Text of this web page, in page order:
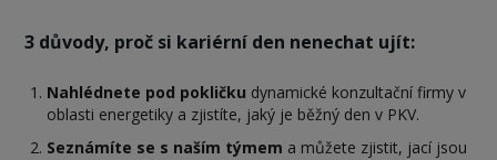
3 důvody, proč si kariérní den nenechat ujít:
Nahlédnete pod pokličku dynamické konzultační firmy v
oblasti energetiky a zjistíte, jaký je běžný den v PKV.
Seznámíte se s naším týmem a můžete zjistit, jací jsou